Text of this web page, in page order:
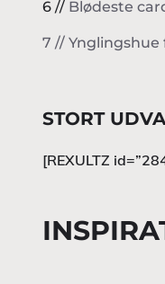
6 // Blødeste
7 //
STORT
[REXULTZ